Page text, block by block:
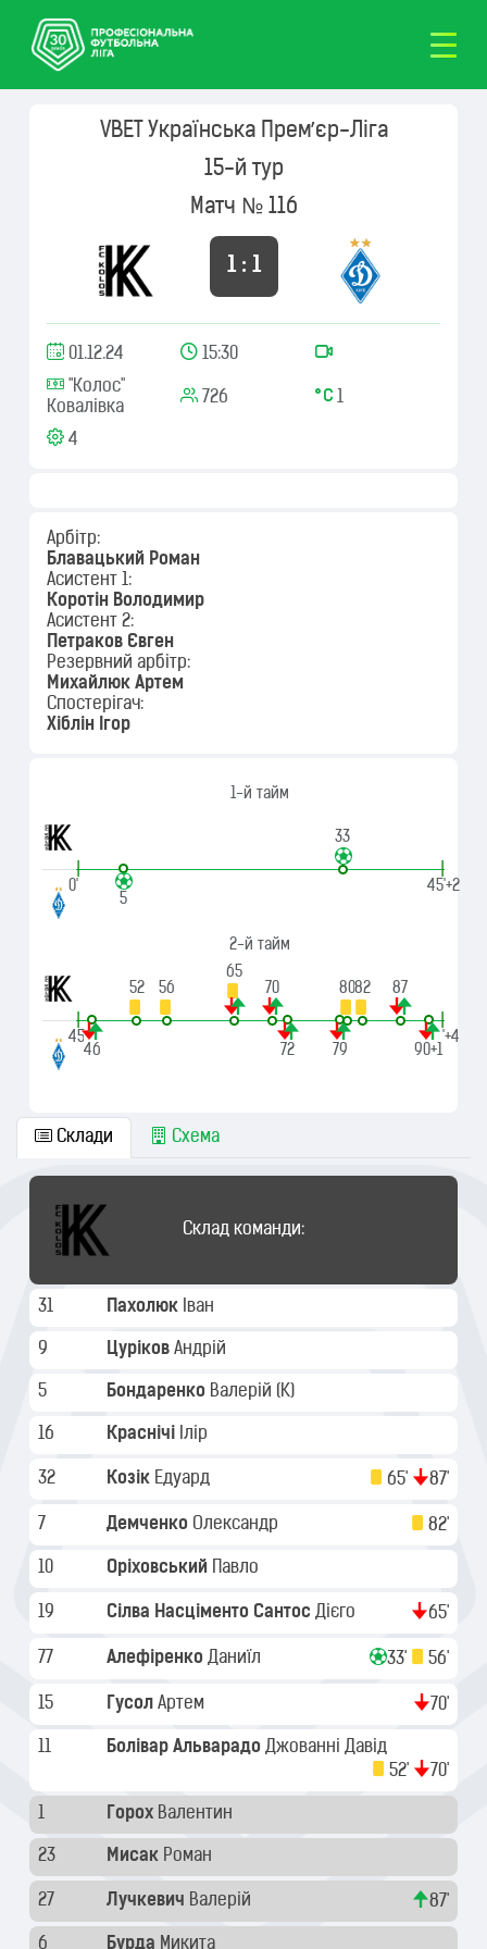
VBET Українська Премʼєр-Ліга
15-й тур
Матч № 116
1 : 1
01.12.24
15:30
"Колос"
Ковалівка
726 1
4
Арбітр:
Блавацький Роман
Асистент 1:
Коротін Володимир
Асистент 2:
Петраков Євген
Резервний арбітр:
Михайлюк Артем
Спостерігач:
Хіблін Ігор
1-й тайм
33
|
0'
5
|
45'+2
2-й тайм
52 56
65
70
8082 87
|
45'
46
72 79 90+1
|
90'+4
Склади Схема
Склад команди:
31 Пахолюк Іван
9 Цуріков Андрій
5 Бондаренко Валерій (K)
16 Краснічі Ілір
32 Козік Едуард 65' 87'
7 Демченко Олександр 82'
10 Оріховський Павло
19 Сілва Насціменто Сантос Дієго 65'
77 Алефіренко Даниїл 33' 56'
15 Гусол Артем 70'
11 Болівар Альварадо Джованні Давід
52'
70'
1 Горох Валентин
23 Мисак Роман
27 Лучкевич Валерій 87'
6 Бурда Микита